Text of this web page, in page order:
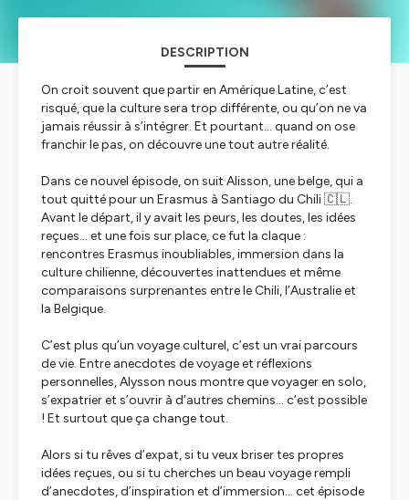
DESCRIPTION
On croit souvent que partir en Amérique Latine, c’est
risqué, que la culture sera trop différente, ou qu’on ne va
jamais réussir à s’intégrer. Et pourtant… quand on ose
franchir le pas, on découvre une tout autre réalité.
Dans ce nouvel épisode, on suit Alisson, une belge, qui a
tout quitté pour un Erasmus à Santiago du Chili 🇨🇱.
Avant le départ, il y avait les peurs, les doutes, les idées
reçues… et une fois sur place, ce fut la claque :
rencontres Erasmus inoubliables, immersion dans la
culture chilienne, découvertes inattendues et même
comparaisons surprenantes entre le Chili, l’Australie et
la Belgique.
C’est plus qu’un voyage culturel, c’est un vrai parcours
de vie. Entre anecdotes de voyage et réflexions
personnelles, Alysson nous montre que voyager en solo,
s’expatrier et s’ouvrir à d’autres chemins… c’est possible
! Et surtout que ça change tout.
Alors si tu rêves d’expat, si tu veux briser tes propres
idées reçues, ou si tu cherches un beau voyage rempli
d’anecdotes, d’inspiration et d’immersion… cet épisode